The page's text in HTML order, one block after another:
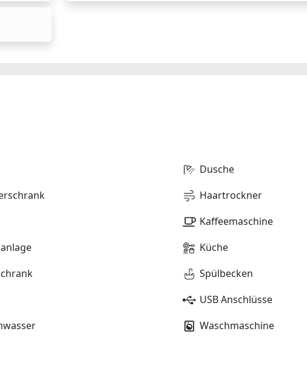
Dusche
Haartrockner
Kaffeemaschine
Küche
Spülbecken
USB Anschlüsse
Waschmaschine